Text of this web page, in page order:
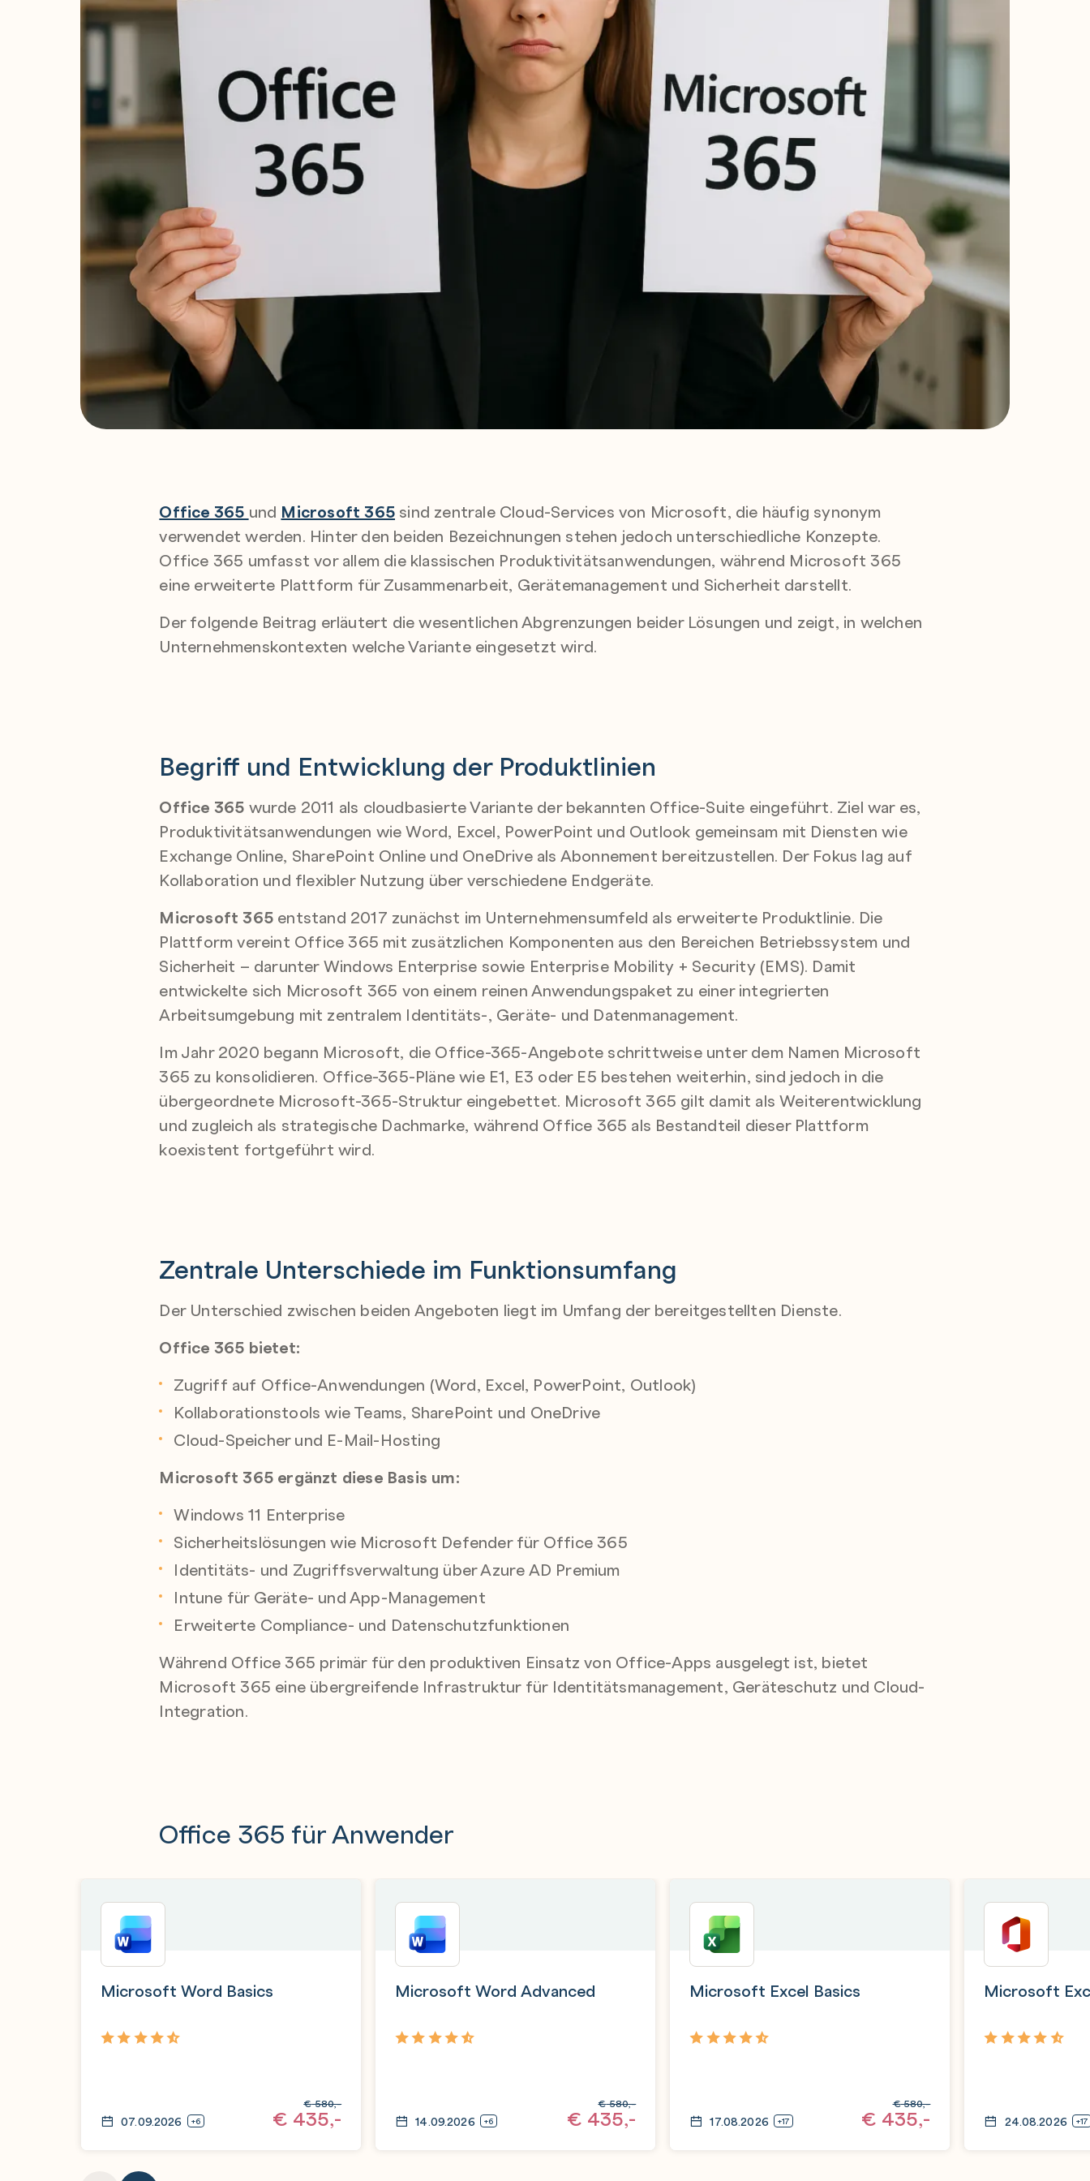
Office 365 und Microsoft 365 sind zentrale Cloud-Services von Microsoft, die häufig synonym
verwendet werden. Hinter den beiden Bezeichnungen stehen jedoch unterschiedliche Konzepte.
Office 365 umfasst vor allem die klassischen Produktivitätsanwendungen, während Microsoft 365
eine erweiterte Plattform für Zusammenarbeit, Gerätemanagement und Sicherheit darstellt.
Der folgende Beitrag erläutert die wesentlichen Abgrenzungen beider Lösungen und zeigt, in welchen
Unternehmenskontexten welche Variante eingesetzt wird.
Begriff und Entwicklung der Produktlinien
Office 365 wurde 2011 als cloudbasierte Variante der bekannten Office-Suite eingeführt. Ziel war es,
Produktivitätsanwendungen wie Word, Excel, PowerPoint und Outlook gemeinsam mit Diensten wie
Exchange Online, SharePoint Online und OneDrive als Abonnement bereitzustellen. Der Fokus lag auf
Kollaboration und flexibler Nutzung über verschiedene Endgeräte.
Microsoft 365 entstand 2017 zunächst im Unternehmensumfeld als erweiterte Produktlinie. Die
Plattform vereint Office 365 mit zusätzlichen Komponenten aus den Bereichen Betriebssystem und
Sicherheit – darunter Windows Enterprise sowie Enterprise Mobility + Security (EMS). Damit
entwickelte sich Microsoft 365 von einem reinen Anwendungspaket zu einer integrierten
Arbeitsumgebung mit zentralem Identitäts-, Geräte- und Datenmanagement.
Im Jahr 2020 begann Microsoft, die Office-365-Angebote schrittweise unter dem Namen Microsoft
365 zu konsolidieren. Office-365-Pläne wie E1, E3 oder E5 bestehen weiterhin, sind jedoch in die
übergeordnete Microsoft-365-Struktur eingebettet. Microsoft 365 gilt damit als Weiterentwicklung
und zugleich als strategische Dachmarke, während Office 365 als Bestandteil dieser Plattform
koexistent fortgeführt wird.
Zentrale Unterschiede im Funktionsumfang
Der Unterschied zwischen beiden Angeboten liegt im Umfang der bereitgestellten Dienste.
Office 365 bietet:
Zugriff auf Office-Anwendungen (Word, Excel, PowerPoint, Outlook)
Kollaborationstools wie Teams, SharePoint und OneDrive
Cloud-Speicher und E-Mail-Hosting
Microsoft 365 ergänzt diese Basis um:
Windows 11 Enterprise
Sicherheitslösungen wie Microsoft Defender für Office 365
Identitäts- und Zugriffsverwaltung über Azure AD Premium
Intune für Geräte- und App-Management
Erweiterte Compliance- und Datenschutzfunktionen
Während Office 365 primär für den produktiven Einsatz von Office-Apps ausgelegt ist, bietet
Microsoft 365 eine übergreifende Infrastruktur für Identitätsmanagement, Geräteschutz und Cloud-
Integration.
Office 365 für Anwender
Microsoft Word Basics
07.09.2026 +6 € 435,-
€580,-
Microsoft Word Advanced
14.09.2026 +6 € 435,-
€580,-
Microsoft Excel Basics
17.08.2026 +17 € 435,-
€580,-
Microsoft
24.08.2026 +17